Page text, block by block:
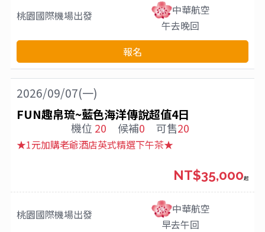
桃園國際機場出發
中華航空
午去晚回
報名
2026/09/07(一)
FUN趣帛琉~藍色海洋傳說超值4日
機位 20 候補0 可售20
★1元加購老爺酒店英式精選下午茶★
桃園國際機場出發
中華航空
早去午回
NT$35,000起